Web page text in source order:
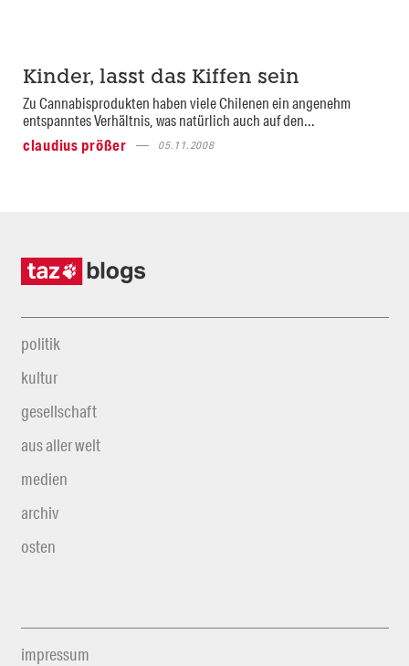
Kinder, lasst das Kiffen sein
Zu Cannabisprodukten haben viele Chilenen ein angenehm
entspanntes Ver­hält­nis, was natürlich auch auf den...
claudius prößer
05.11.2008
politik
kultur
gesellschaft
aus aller welt
medien
archiv
osten
impressum